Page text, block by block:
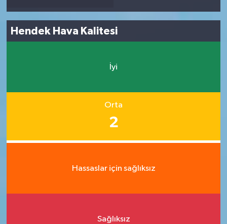
Hendek Hava Kalitesi
İyi
Orta
2
Hassaslar için sağlıksız
Sağlıksız